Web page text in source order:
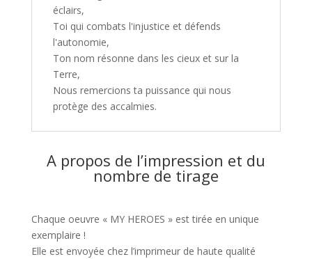
éclairs,
Toi qui combats l'injustice et défends
l'autonomie,
Ton nom résonne dans les cieux et sur la
Terre,
Nous remercions ta puissance qui nous
protège des accalmies.
A propos de l’impression et du
nombre de tirage
Chaque oeuvre « MY HEROES » est tirée en unique
exemplaire !
Elle est envoyée chez l’imprimeur de haute qualité